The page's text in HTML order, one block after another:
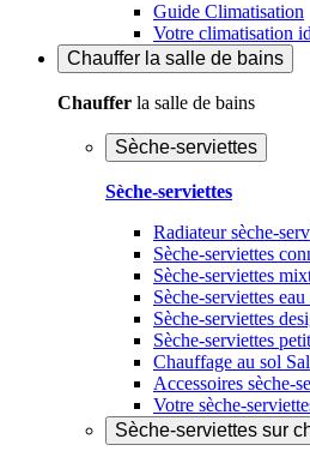
Guide Climatisation
Votre climatisation
Chauffer la salle de bains
Chauffer la salle de bains
Sèche-serviettes
Sèche-serviettes
Radiateur sèche-
Sèche-serviettes
Sèche-serviettes
Sèche-serviettes
Sèche-serviettes
Sèche-serviettes
Chauffage au sol
Accessoires sèche-
Votre sèche-
Sèche-serviettes sur